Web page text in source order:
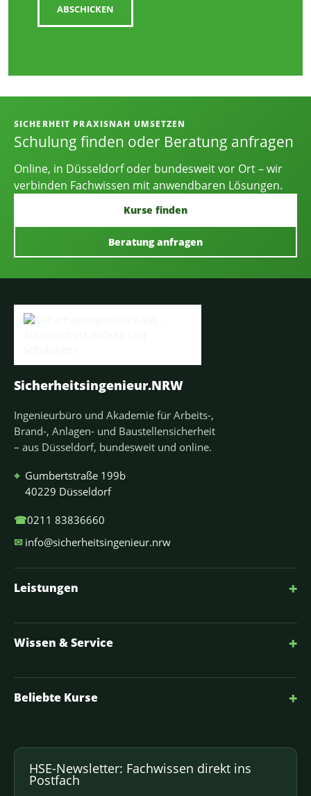
ABSCHICKEN
Informationen, Kontakt und
SICHERHEIT PRAXISNAH UMSETZEN
Schulung finden oder Beratung anfragen
Online, in Düsseldorf oder bundesweit vor Ort – wir
verbinden Fachwissen mit anwendbaren Lösungen.
Kurse finden
Beratung anfragen
Sicherheitsingenieur.NRW
Ingenieurbüro und Akademie für Arbeits-,
Brand-, Anlagen- und Baustellensicherheit
– aus Düsseldorf, bundesweit und online.
⌖ Gumbertstraße 199b
40229 Düsseldorf
☎0211 83836660
✉ info@sicherheitsingenieur.nrw
Leistungen +
Wissen & Service +
Beliebte Kurse +
HSE-Newsletter: Fachwissen direkt ins
Postfach